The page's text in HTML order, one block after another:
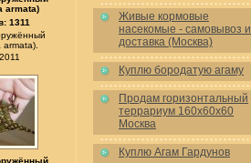
armata)
1311
Живые кормовые
насекомые - самовывоз и
доставка (Москва)
Куплю бородатую агаму
Продам горизонтальный
террариум 160x60x60
Москва
Куплю Агам Гардунов